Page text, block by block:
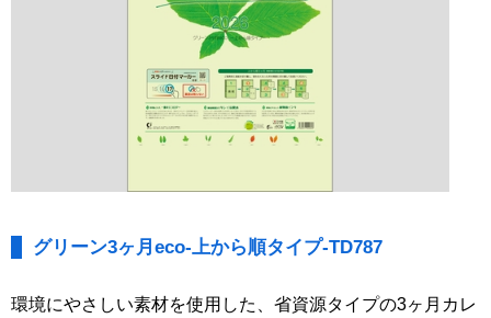
グリーン3ヶ月eco-上から順タイプ-TD787
環境にやさしい素材を使用した、省資源タイプの3ヶ月カレ